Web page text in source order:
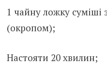
1 чайну ложку суміші
(окропом);
Настояти 20 хвилин;